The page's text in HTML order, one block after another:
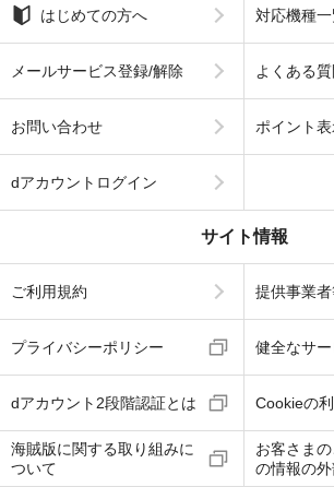
はじめての方へ 対応機種
メールサービス登録/解除 よくある質
お問い合わせ ポイント
dアカウントログイン
サイト情報
ご利用規約 提供事業
プライバシーポリシー 健全なサ
dアカウント2段階認証とは Cookieの
海賊版に関する取り組みに
ついて
お客さま
の情報の